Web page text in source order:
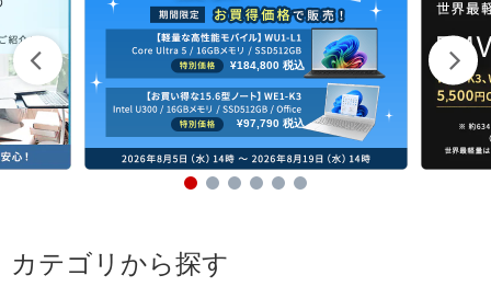
¥184,800 税込
¥97,790 税込
カテゴリから探す